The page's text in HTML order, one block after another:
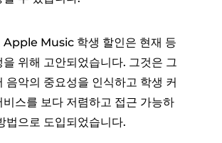
Apple Music 학생 할인은 현재 등
을 위해 고안되었습니다. 그것은 그
음악의 중요성을 인식하고 학생 커
비스를 보다 저렴하고 접근 가능하
법으로 도입되었습니다.